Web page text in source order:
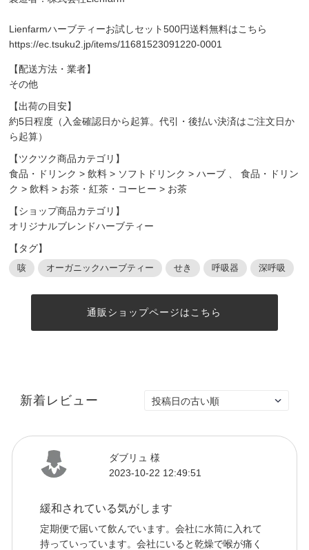
Lienfarmハーブティーお試しセット500円送料無料はこちら
https://ec.tsuku2.jp/items/11681523091220-0001
【配送方法・業者】
その他
【出荷の目安】
約5日程度（入金確認日から起算。代引・後払い決済はご注文日か
ら起算）
【ツクツク商品カテゴリ】
食品・ドリンク >飲料 > ソフトドリンク >ハーブ 、食品・ドリン
ク >飲料 > お茶・紅茶・コーヒー > お茶
【ショップ商品カテゴリ】
オリジナルブレンドハーブティー
【タグ】
咳 オーガニックハーブティー せき 呼吸器 深呼吸
通販ショップページはこちら
新着レビュー
ダブリュ 様
2023-10-22 12:49:51
緩和されている気がします
定期便で届いて飲んでいます。会社に水筒に入れて
持っていっています。会社にいると乾燥で喉が痛く